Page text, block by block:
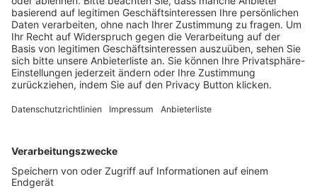
BFV-Geschäftsstellen
Trainerbörse
Login SpielPlus
FOLGE DEM BFV
TOP-VEREINE